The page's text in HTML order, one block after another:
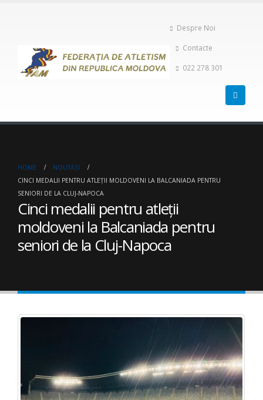
Despre Noi
Contacte
022 278 301
HOME
NOUTĂȚI
CINCI MEDALII PENTRU ATLEȚII MOLDOVENI LA BALCANIADA PENTRU
SENIORI DE LA CLUJ-NAPOCA
Cinci medalii pentru atleții
moldoveni la Balcaniada pentru
seniori de la Cluj-Napoca